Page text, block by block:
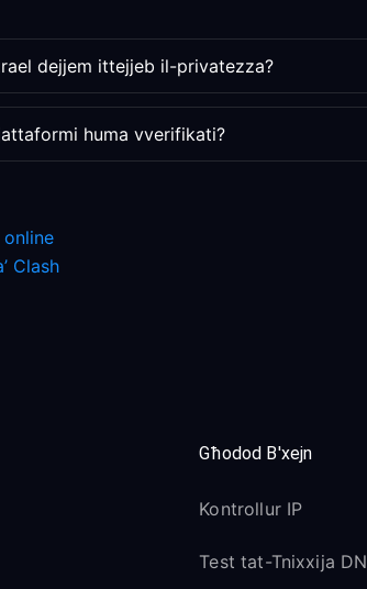
dejjem ittejjeb il-privatezza?
huma vverifikati?
Clash
Għodod B'xejn
Kontrollur IP
Test tat-Tnixxija